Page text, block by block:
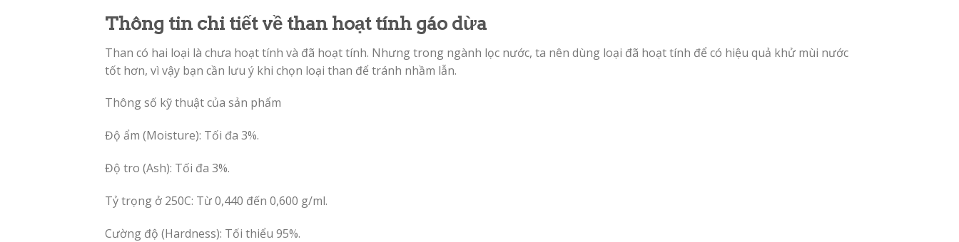
Thông tin chi tiết về than hoạt tính gáo dừa
Than có hai loại là chưa hoạt tính và đã hoạt tính. Nhưng trong ngành lọc nước, ta nên dùng loại đã hoạt tính để có hiệu quả khử mùi nước
tốt hơn, vì vậy bạn cần lưu ý khi chọn loại than để tránh nhầm lẫn.
Thông số kỹ thuật của sản phẩm
Độ ẩm (Moisture): Tối đa 3%.
Độ tro (Ash): Tối đa 3%.
Tỷ trọng ở 250C: Từ 0,440 đến 0,600 g/ml.
Cường độ (Hardness): Tối thiểu 95%.